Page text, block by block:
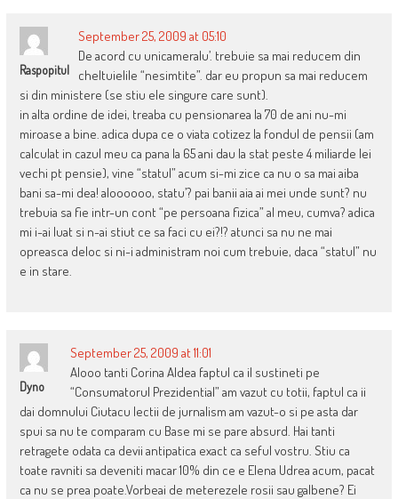
Raspopitul
September 25, 2009 at 05:10
De acord cu unicameralu’. trebuie sa mai reducem din
cheltuielile “nesimtite”. dar eu propun sa mai reducem
si din ministere (se stiu ele singure care sunt).
in alta ordine de idei, treaba cu pensionarea la 70 de ani nu-mi
miroase a bine. adica dupa ce o viata cotizez la fondul de pensii (am
calculat in cazul meu ca pana la 65 ani dau la stat peste 4 miliarde lei
vechi pt pensie), vine “statul” acum si-mi zice ca nu o sa mai aiba
bani sa-mi dea! aloooooo, statu’? pai banii aia ai mei unde sunt? nu
trebuia sa fie intr-un cont “pe persoana fizica” al meu, cumva? adica
mi i-ai luat si n-ai stiut ce sa faci cu ei?!? atunci sa nu ne mai
opreasca deloc si ni-i administram noi cum trebuie, daca “statul” nu
e in stare.
Dyno
September 25, 2009 at 11:01
Alooo tanti Corina Aldea faptul ca il sustineti pe
“Consumatorul Prezidential” am vazut cu totii, faptul ca ii
dai domnului Ciutacu lectii de jurnalism am vazut-o si pe asta dar
spui sa nu te comparam cu Base mi se pare absurd. Hai tanti
retragete odata ca devii antipatica exact ca seful vostru. Stiu ca
toate ravniti sa deveniti macar 10% din ce e Elena Udrea acum, pacat
ca nu se prea poate.Vorbeai de meterezele rosii sau galbene? Ei